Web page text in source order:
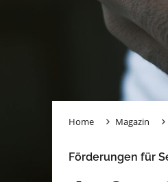
Home Magazin
Förderungen für